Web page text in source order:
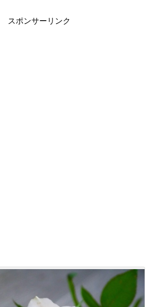
スポンサーリンク